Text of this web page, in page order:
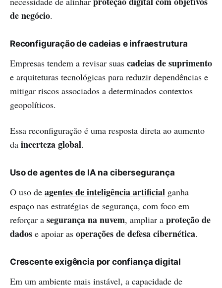
de negócio.
Reconfiguração de cadeias e infraestrutura
Empresas tendem a revisar suas cadeias de suprimento
e arquiteturas tecnológicas para reduzir dependências e
mitigar riscos associados a determinados contextos
geopolíticos.
Essa reconfiguração é uma resposta direta ao aumento
da incerteza global.
Uso de agentes de IA na cibersegurança
O uso de agentes de inteligência artificial ganha
espaço nas estratégias de segurança, com foco em
reforçar a segurança na nuvem, ampliar a proteção de
dados e apoiar as operações de defesa cibernética.
Crescente exigência por confiança digital
Em um ambiente mais instável, a capacidade de